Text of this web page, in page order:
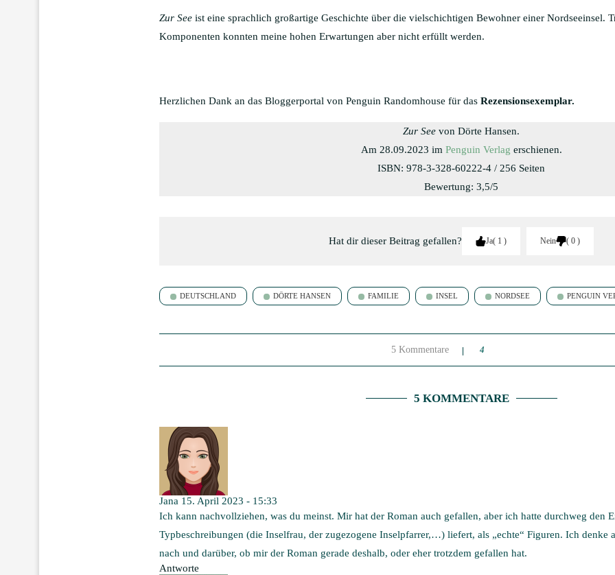
Zur See ist eine sprachlich großartige Geschichte über die vielschichtigen Bewohner einer Nordseeinsel.
Komponenten konnten meine hohen Erwartungen aber nicht erfüllt werden.
Herzlichen Dank an das Bloggerportal von Penguin Randomhouse für das Rezensionsexemplar.
Zur See von Dörte Hansen.
Am 28.09.2023 im Penguin Verlag erschienen.
ISBN: 978-3-328-60222-4 / 256 Seiten
Bewertung: 3,5/5
Hat dir dieser Beitrag gefallen? Ja 1 Nein 0
DEUTSCHLAND DÖRTE HANSEN FAMILIE INSEL NORDSEE PENGUIN
5 Kommentare 4
5 KOMMENTARE
Jana 15. April 2023 - 15:33
Ich kann nachvollziehen, was du meinst. Mir hat der Roman auch gefallen, aber ich hatte durchweg den
Typbeschreibungen (die Inselfrau, der zugezogene Inselpfarrer,…) liefert, als „echte“ Figuren. Ich denke
nach und darüber, ob mir der Roman gerade deshalb, oder eher trotzdem gefallen hat.
Antworte